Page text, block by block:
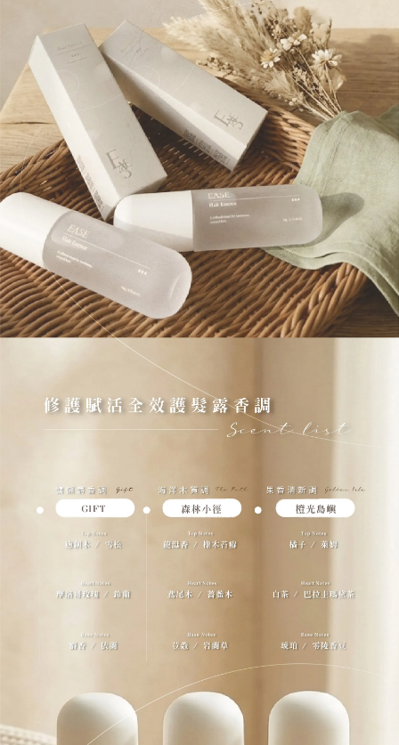
1.本服務係由「台灣大哥大股份有限公司」（以下簡稱本公司）所提供，讓
用戶於交易時，得透過本服務購買商品或服務，並由商店將買賣／分期付款
買賣價金債權讓與本公司後，依約使用本公司帳單繳交帳款。
2.基於同意付款使用「大哥付你分期」之契約關係目的，商店將以您的個人
資料（包含姓名、電話或地址）提供予台灣大哥大進項蒐集、處理及利用，
由本公司與您本人進行分期帳單所需資料之確認、核對及更正。
3.完整用戶服務條款，請詳閱以下連結：
https://oppay.tw/userRule
ATM／網路銀行／等多元方式進行付款，方視為交易完成。
※ 請注意：結帳手續完成當下不需立刻繳費，但若您需要取消訂單，請聯絡
購買商品的店家。未經商家同意取消之訂單仍視為有效，需透過AFTEE先享
後付繳納相關費用。
※ 交易是否成功請以「AFTEE先享後付 」之結帳頁面顯示為準，若有關於
是否繳費成功／繳費後需取消欲退款等相關疑問，請聯繫「AFTEE先享後付
客戶支援中心」
https://netprotections.freshdesk.com/support/home
【注意事項】
１．透過由恩沛科技股份有限公司提供之「AFTEE先享後付」服務完成之交
易，需依本服務之必要範圍內提供個人資料，並將交易相關給付款項請求債
權轉讓予恩沛科技股份有限公司。
２．關於個人資料處理事宜，請瀏覽以下網址：
https://aftee.tw/terms/#terms3
３．未成年的使用者請事先徵得法定代理人或監護人之同意方可使用
「AFTEE先享後付」，若未經同意申辦者引起之損失，本公司不負相關責
任。
４．使用「AFTEE先享後付」時，將依據個別帳號之用戶狀況，依本公司即
時審查核予不同之上限額度；若仍有額度不足之情形，本公司將視審查結果
請求用戶進行身份認證。
５．嚴禁一人註冊多個帳號或使用他人資訊註冊。若發現惡意使用之情形，
恩沛科技股份有限公司將有權停止該用戶之使用額度並採取法律行動。
每筆NT$100，滿NT$1,000(含以上)免運費
京站台北店客服中心(1F星巴克旁) 即日起不提供京站紙袋，取件時
請自備購物袋，若需購買紙袋可現場詢問
免運費